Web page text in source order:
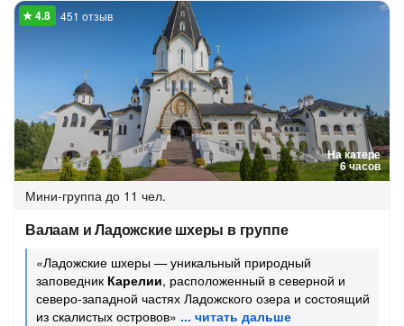
На катере
6 часов
451 отзыв
Мини-группа до 11 чел.
Валаам и Ладожские шхеры в группе
«Ладожские шхеры — уникальный природный
заповедник Карелии, расположенный в северной и
северо‑западной частях Ладожского озера и состоящий
из скалистых островов»